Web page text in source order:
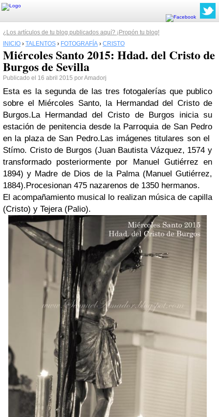
¿Los artículos de tu blog publicados aquí? ¡Propón tu blog!
INICIO › TALENTOS › FOTOGRAFÍA › CRISTO
Miércoles Santo 2015: Hdad. del Cristo de
Burgos de Sevilla
Publicado el 16 abril 2015 por Amadorj
Esta es la segunda de las tres fotogalerías que publico
sobre el Miércoles Santo, la Hermandad del Cristo de
Burgos.La Hermandad del Cristo de Burgos inicia su
estación de penitencia desde la Parroquia de San Pedro
en la plaza de San Pedro.Las imágenes titulares son el
Stímo. Cristo de Burgos (Juan Bautista Vázquez, 1574 y
transformado posteriormente por Manuel Gutiérrez en
1894) y Madre de Dios de la Palma (Manuel Gutiérrez,
1884).Procesionan 475 nazarenos de 1350 hermanos.
El acompañamiento musical lo realizan música de capilla
(Cristo) y Tejera (Palio).